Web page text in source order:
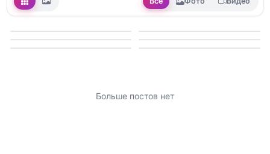
Больше постов нет